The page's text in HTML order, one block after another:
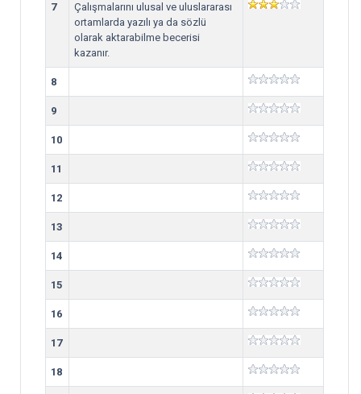
7
Çalışmalarını ulusal ve uluslararası
ortamlarda yazılı ya da sözlü
olarak aktarabilme becerisi
kazanır.
8
9
10
11
12
13
14
15
16
17
18